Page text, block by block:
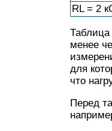
RL = 2
Таблица
менее
для
что
Перед